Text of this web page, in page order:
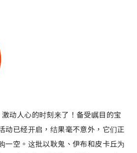
动人心的时刻来了！备受瞩目的宝
动已经开启，结果毫不意外，它们正
一空。这批以耿鬼、伊布和皮卡丘为